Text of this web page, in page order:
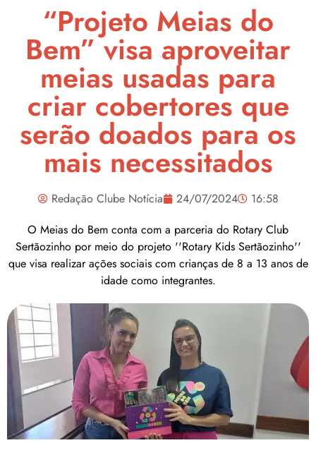
“Projeto Meias do
Bem” visa aproveitar
meias usadas para
criar cobertores que
serão doados para os
mais necessitados
Redação Clube Notícia 24/07/2024
16:58
O Meias do Bem conta com a parceria do Rotary Club
Sertãozinho por meio do projeto ''Rotary Kids Sertãozinho''
que visa realizar ações sociais com crianças de 8 a 13 anos de
idade como integrantes.